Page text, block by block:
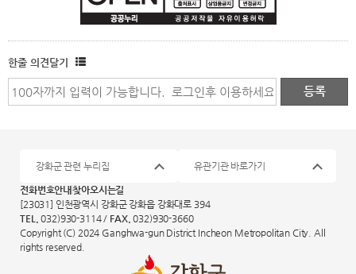
한줄 의견달기
전화번호안내찾아오시는길
[23031] 인천광역시 강화군 강화읍 강화대로 394
TEL.
032)930-3114 / FAX. 032)930-3660
Copyright (C) 2024 Ganghwa-gun District Incheon Metropolitan City. All
rights reserved.
강화군 관련 누리집 유관기관 바로가기